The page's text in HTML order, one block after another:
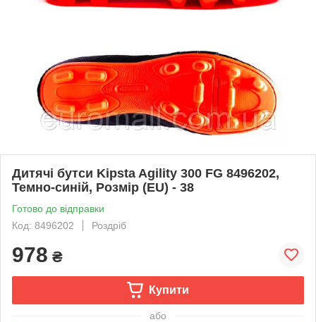
Дитячі бутси Kipsta Agility 300 FG 8496202,
Темно-синій, Розмір (EU) - 38
Готово до відправки
Код: 8496202
Роздріб
978 ₴
Купити
або